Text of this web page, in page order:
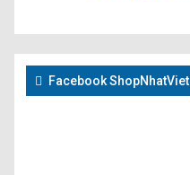
Facebook ShopNhatViet